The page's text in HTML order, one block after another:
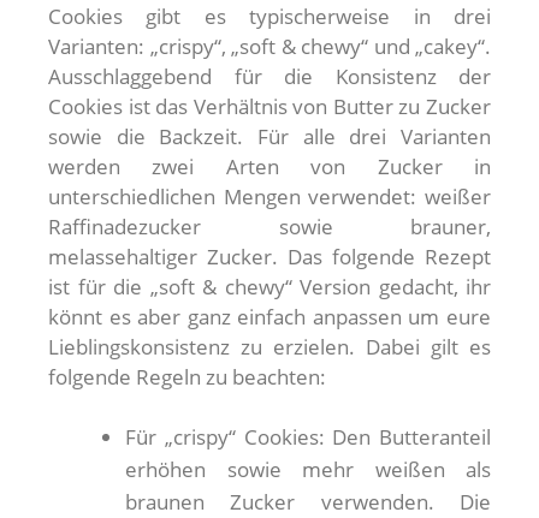
Cookies gibt es typischerweise in drei
Varianten: „crispy“, „soft & chewy“ und „cakey“.
Ausschlaggebend für die Konsistenz der
Cookies ist das Verhältnis von Butter zu Zucker
sowie die Backzeit. Für alle drei Varianten
werden zwei Arten von Zucker in
unterschiedlichen Mengen verwendet: weißer
Raffinadezucker sowie brauner,
melassehaltiger Zucker. Das folgende Rezept
ist für die „soft & chewy“ Version gedacht, ihr
könnt es aber ganz einfach anpassen um eure
Lieblingskonsistenz zu erzielen. Dabei gilt es
folgende Regeln zu beachten:
Für „crispy“ Cookies: Den Butteranteil
erhöhen sowie mehr weißen als
braunen Zucker verwenden. Die